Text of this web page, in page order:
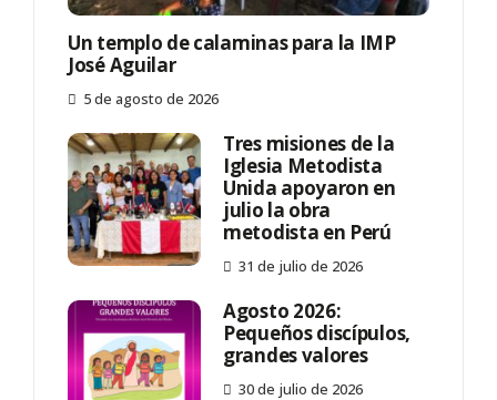
Un templo de calaminas para la IMP
José Aguilar
5 de agosto de 2026
Tres misiones de la
Iglesia Metodista
Unida apoyaron en
julio la obra
metodista en Perú
31 de julio de 2026
Agosto 2026:
Pequeños discípulos,
grandes valores
30 de julio de 2026